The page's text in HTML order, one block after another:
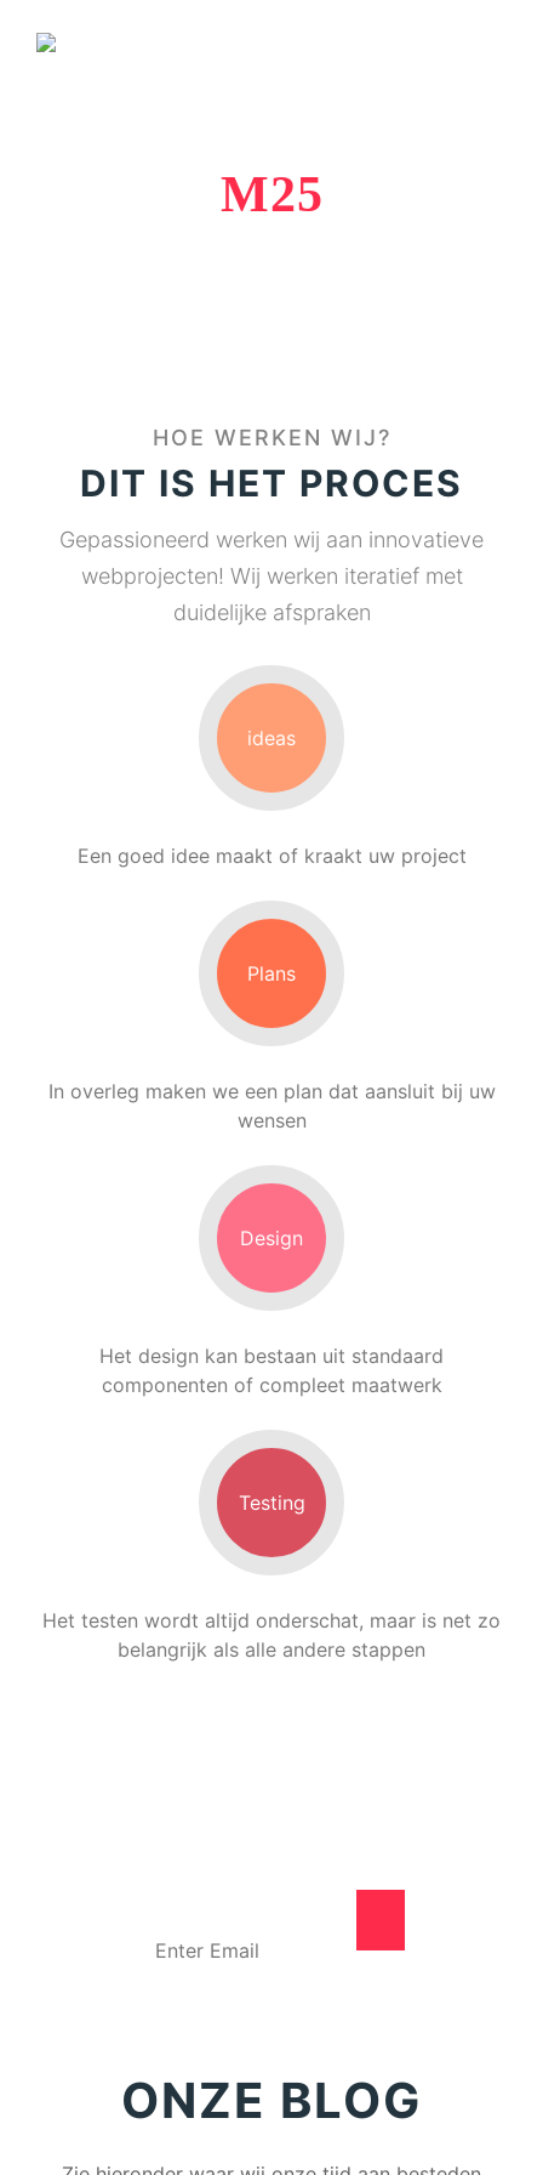
M25
HOE WERKEN WIJ?
DIT IS HET PROCES
Gepassioneerd werken wij aan innovatieve
webprojecten! Wij werken iteratief met
duidelijke afspraken
ideas
Een goed idee maakt of kraakt uw project
Plans
In overleg maken we een plan dat aansluit bij uw
wensen
Design
Het design kan bestaan uit standaard
componenten of compleet maatwerk
Testing
Het testen wordt altijd onderschat, maar is net zo
belangrijk als alle andere stappen
ONZE BLOG